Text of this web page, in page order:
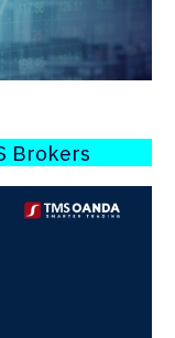
Brokers